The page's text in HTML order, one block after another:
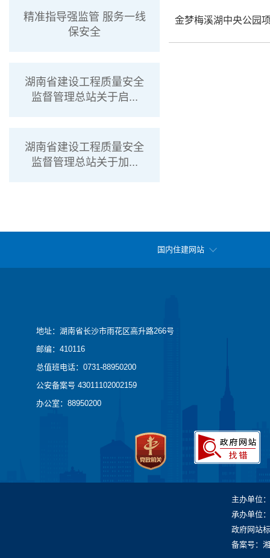
精准指导强监管 服务一线
保安全
湖南省建设工程质量安全
监督管理总站关于启...
湖南省建设工程质量安全
监督管理总站关于加...
金梦梅溪湖中央公园
国内住建网站
地址：湖南省长沙市雨花区高升路266号
邮编：410116
总值班电话：0731-88950200
公安备案号 43011102002159
办公室：88950200
主办单位
承办单位
政府网站
备案号：